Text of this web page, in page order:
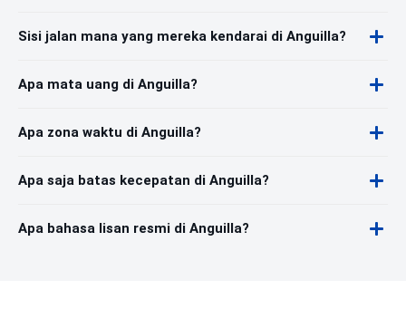
Sisi jalan mana yang mereka kendarai di Anguilla?
Apa mata uang di Anguilla?
Apa zona waktu di Anguilla?
Apa saja batas kecepatan di Anguilla?
Apa bahasa lisan resmi di Anguilla?